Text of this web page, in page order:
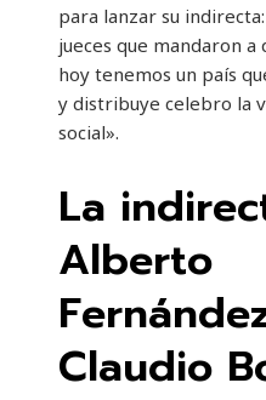
para lanzar su
jueces que mandaron a
hoy tenemos un país
y distribuye celebro la
social».
La
Alberto
Claudio